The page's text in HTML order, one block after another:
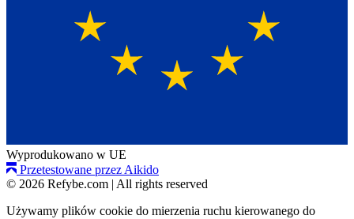
Wyprodukowano w UE
Przetestowane przez Aikido
© 2026 Refybe.com | All rights reserved
Używamy plików cookie do mierzenia ruchu kierowanego do